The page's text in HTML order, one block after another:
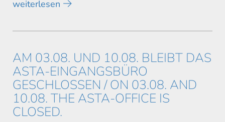
weiterlesen
AM 03.08. UND 10.08. BLEIBT DAS
ASTA-EINGANGSBÜRO
GESCHLOSSEN / ON 03.08. AND
10.08. THE ASTA-OFFICE IS
CLOSED.